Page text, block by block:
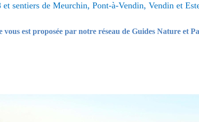
sentiers de Meurchin, Pont-à-Vendin, Vendin et
vous est proposée par notre réseau de Guides Nature et